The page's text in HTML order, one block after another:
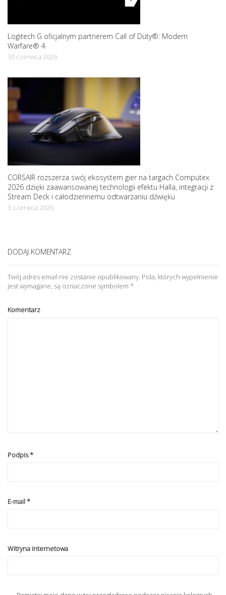
Logitech G oficjalnym partnerem Call of Duty®: Modern
Warfare® 4
30 czerwca 2026
CORSAIR rozszerza swój ekosystem gier na targach Computex
2026 dzięki zaawansowanej technologii efektu Halla, integracji z
Stream Deck i całodziennemu odtwarzaniu dźwięku
3 czerwca 2026
DODAJ KOMENTARZ
Twój adres email nie zostanie opublikowany. Pola, których wypełnienie
jest wymagane, są oznaczone symbolem *
Komentarz
Podpis*
E-mail*
Witryna internetowa